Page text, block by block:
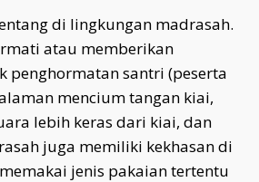
di lingkungan madrasah.
atau memberikan
penghormatan santri (peserta
mencium tangan kiai,
lebih keras dari kiai, dan
juga memiliki kekhasan di
jenis pakaian tertentu